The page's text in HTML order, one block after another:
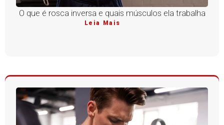
O que é rosca inversa e quais músculos ela trabalha
Leia Mais